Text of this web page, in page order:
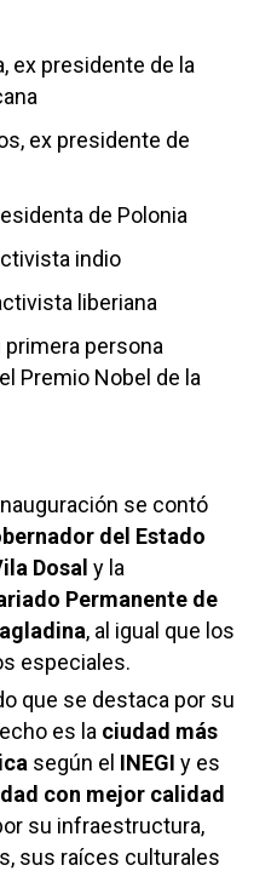
ex presidente de la
ex presidente de
de Polonia
indio
liberiana
persona
Premio Nobel de la
se contó
del Estado
Dosal y la
Permanente de
, al igual que los
especiales.
que se destaca por su
es la ciudad más
según el INEGI y es
con mejor calidad
su infraestructura,
sus raíces culturales